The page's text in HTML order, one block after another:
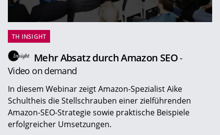
TH INSIGHT
Mehr Absatz durch Amazon SEO-
Video on demand
In diesem Webinar zeigt Amazon-Spezialist Aike
Schultheis die Stellschrauben einer zielführenden
Amazon-SEO-Strategie sowie praktische Beispiele
erfolgreicher Umsetzungen.